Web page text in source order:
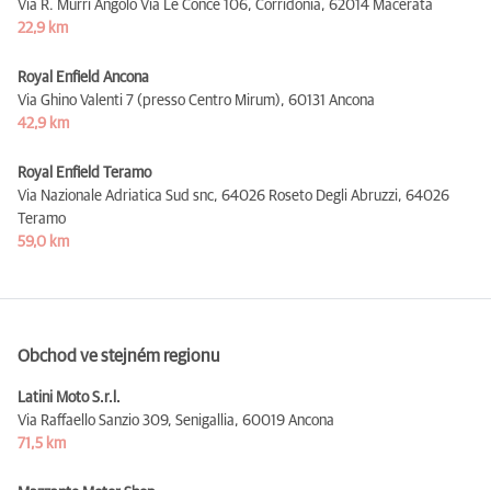
Via R. Murri Angolo Via Le Conce 106, Corridonia, 62014 Macerata
22,9 km
Royal Enfield Ancona
Via Ghino Valenti 7 (presso Centro Mirum), 60131 Ancona
42,9 km
Royal Enfield Teramo
Via Nazionale Adriatica Sud snc, 64026 Roseto Degli Abruzzi, 64026
Teramo
59,0 km
Obchod ve stejném regionu
Latini Moto S.r.l.
Via Raffaello Sanzio 309, Senigallia, 60019 Ancona
71,5 km